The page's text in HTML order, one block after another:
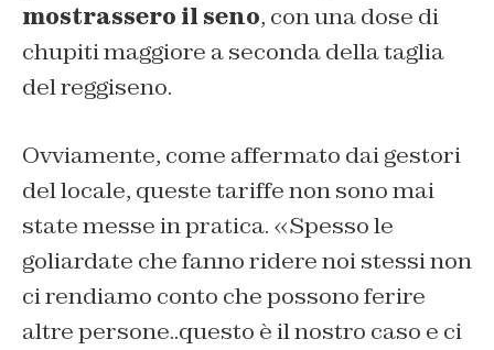
mostrassero il seno, con una dose di
chupiti maggiore a seconda della taglia
del reggiseno.
Ovviamente, come affermato dai gestori
del locale, queste tariffe non sono mai
state messe in pratica. «Spesso le
goliardate che fanno ridere noi stessi non
ci rendiamo conto che possono ferire
altre persone..questo è il nostro caso e ci